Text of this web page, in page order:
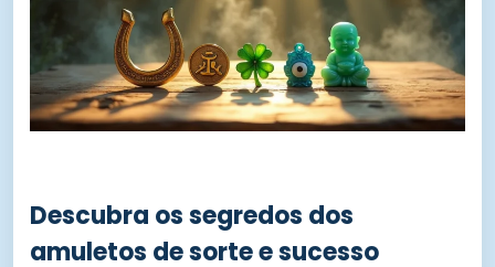
Descubra os segredos dos
amuletos de sorte e sucesso